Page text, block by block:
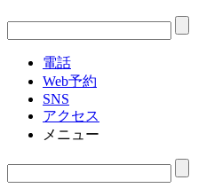
電話
Web予約
SNS
アクセス
メニュー